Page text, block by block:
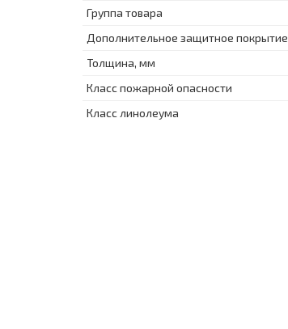
Группа товара
Дополнительное защитное покрытие
Толщина, мм
Класс пожарной опасности
Класс линолеума